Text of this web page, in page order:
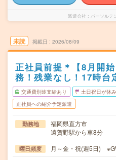
派遣会社 パーソルテ
未読 掲載日 2026/08/09
正社員前提＊【8月開
務！残業なし！17時台
交通費別途支給あり 土日祝日が休み
正社員への紹介予定派遣
勤務地
福岡県直方市
遠賀野駅から車8分
曜日頻度 月～金・祝(週5日)